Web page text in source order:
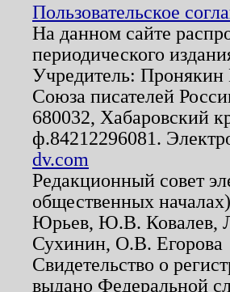
Пользовательское
На данном сайте
периодического
Учредитель:
Союза писателей
680032, Хабаровский
ф.84212296081.
dv.com
Редакционный совет
общественных
Юрьев, Ю.В. Ковалев,
Сухинин, О.В. Егорова
Свидетельство о
выдано Федеральной